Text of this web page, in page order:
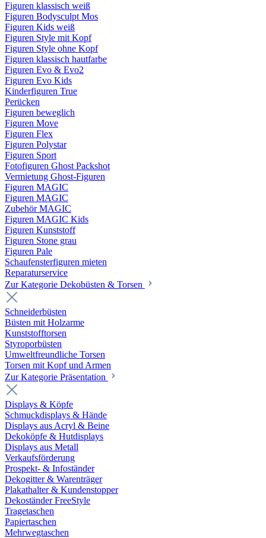
Figuren klassisch weiß
Figuren Bodysculpt Mos
Figuren Kids weiß
Figuren Style mit Kopf
Figuren Style ohne Kopf
Figuren klassisch hautfarbe
Figuren Evo & Evo2
Figuren Evo Kids
Kinderfiguren True
Perücken
Figuren beweglich
Figuren Move
Figuren Flex
Figuren Polystar
Figuren Sport
Fotofiguren Ghost Packshot
Vermietung Ghost-Figuren
Figuren MAGIC
Figuren MAGIC
Zubehör MAGIC
Figuren MAGIC Kids
Figuren Kunststoff
Figuren Stone grau
Figuren Pale
Schaufensterfiguren mieten
Reparaturservice
Zur Kategorie Dekobüsten & Torsen
Schneiderbüsten
Büsten mit Holzarme
Kunststofftorsen
Styroporbüsten
Umweltfreundliche Torsen
Torsen mit Kopf und Armen
Zur Kategorie Präsentation
Displays & Köpfe
Schmuckdisplays & Hände
Displays aus Acryl & Beine
Dekoköpfe & Hutdisplays
Displays aus Metall
Verkaufsförderung
Prospekt- & Infoständer
Dekogitter & Warenträger
Plakathalter & Kundenstopper
Dekoständer FreeStyle
Tragetaschen
Papiertaschen
Mehrwegtaschen